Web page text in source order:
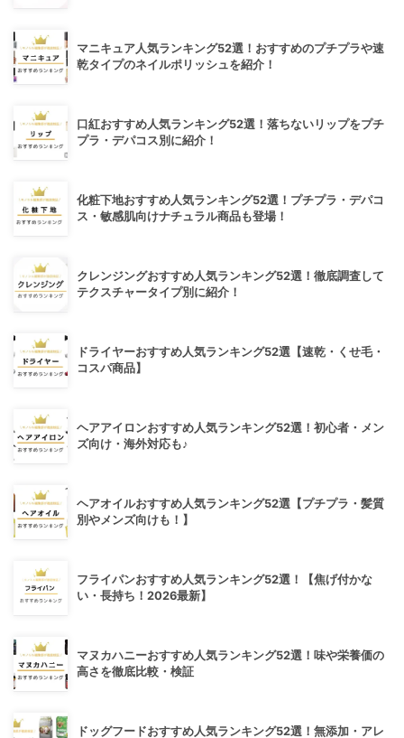
マニキュア人気ランキング52選！おすすめのプチプラや速
乾タイプのネイルポリッシュを紹介！
口紅おすすめ人気ランキング52選！落ちないリップをプチ
プラ・デパコス別に紹介！
化粧下地おすすめ人気ランキング52選！プチプラ・デパコ
ス・敏感肌向けナチュラル商品も登場！
クレンジングおすすめ人気ランキング52選！徹底調査して
テクスチャータイプ別に紹介！
ドライヤーおすすめ人気ランキング52選【速乾・くせ毛・
コスパ商品】
ヘアアイロンおすすめ人気ランキング52選！初心者・メン
ズ向け・海外対応も♪
ヘアオイルおすすめ人気ランキング52選【プチプラ・髪質
別やメンズ向けも！】
フライパンおすすめ人気ランキング52選！【焦げ付かな
い・長持ち！2026最新】
マヌカハニーおすすめ人気ランキング52選！味や栄養価の
高さを徹底比較・検証
ドッグフードおすすめ人気ランキング52選！無添加・アレ